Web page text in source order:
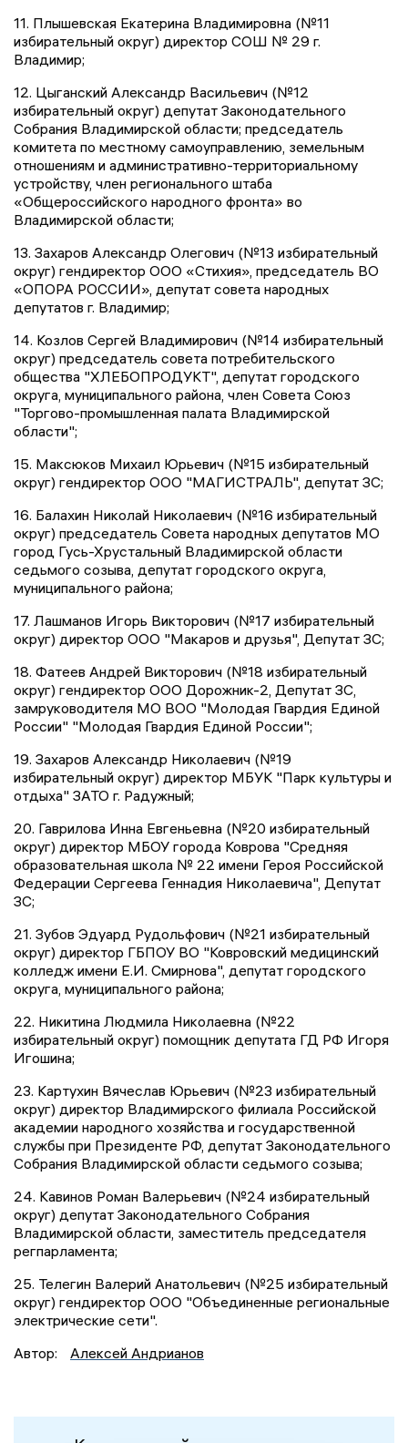
11. Плышевская Екатерина Владимировна (№11
избирательный округ) директор СОШ № 29 г.
Владимир;
12. Цыганский Александр Васильевич (№12
избирательный округ) депутат Законодательного
Собрания Владимирской области; председатель
комитета по местному самоуправлению, земельным
отношениям и административно-территориальному
устройству, член регионального штаба
«Общероссийского народного фронта» во
Владимирской области;
13. Захаров Александр Олегович (№13 избирательный
округ) гендиректор ООО «Стихия», председатель ВО
«ОПОРА РОССИИ», депутат совета народных
депутатов г. Владимир;
14. Козлов Сергей Владимирович (№14 избирательный
округ) председатель совета потребительского
общества "ХЛЕБОПРОДУКТ", депутат городского
округа, муниципального района, член Совета Союз
"Торгово-промышленная палата Владимирской
области";
15. Максюков Михаил Юрьевич (№15 избирательный
округ) гендиректор ООО "МАГИСТРАЛЬ", депутат ЗС;
16. Балахин Николай Николаевич (№16 избирательный
округ) председатель Совета народных депутатов МО
город Гусь-Хрустальный Владимирской области
седьмого созыва, депутат городского округа,
муниципального района;
17. Лашманов Игорь Викторович (№17 избирательный
округ) директор ООО "Макаров и друзья", Депутат ЗС;
18. Фатеев Андрей Викторович (№18 избирательный
округ) гендиректор ООО Дорожник-2, Депутат ЗС,
замруководителя МО ВОО "Молодая Гвардия Единой
России" "Молодая Гвардия Единой России";
19. Захаров Александр Николаевич (№19
избирательный округ) директор МБУК "Парк культуры и
отдыха" ЗАТО г. Радужный;
20. Гаврилова Инна Евгеньевна (№20 избирательный
округ) директор МБОУ города Коврова "Средняя
образовательная школа № 22 имени Героя Российской
Федерации Сергеева Геннадия Николаевича", Депутат
ЗС;
21. Зубов Эдуард Рудольфович (№21 избирательный
округ) директор ГБПОУ ВО "Ковровский медицинский
колледж имени Е.И. Смирнова", депутат городского
округа, муниципального района;
22. Никитина Людмила Николаевна (№22
избирательный округ) помощник депутата ГД РФ Игоря
Игошина;
23. Картухин Вячеслав Юрьевич (№23 избирательный
округ) директор Владимирского филиала Российской
академии народного хозяйства и государственной
службы при Президенте РФ, депутат Законодательного
Собрания Владимирской области седьмого созыва;
24. Кавинов Роман Валерьевич (№24 избирательный
округ) депутат Законодательного Собрания
Владимирской области, заместитель председателя
регпарламента;
25. Телегин Валерий Анатольевич (№25 избирательный
округ) гендиректор ООО "Объединенные региональные
электрические сети".
Автор:
Алексей Андрианов